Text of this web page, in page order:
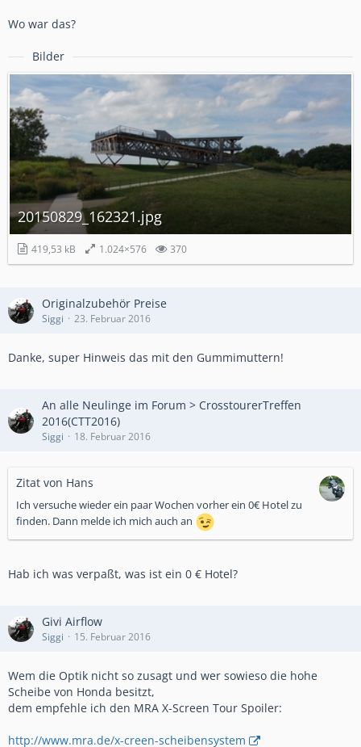
Wo war das?
Bilder
20150829_162321.jpg
419,53 kB 1.024×576 370
Originalzubehör Preise
Siggi 23. Februar 2016
Danke, super Hinweis das mit den Gummimuttern!
An alle Neulinge im Forum > CrosstourerTreffen
2016(CTT2016)
Siggi 18. Februar 2016
Zitat von Hans
Ich versuche wieder ein paar Wochen vorher ein 0€ Hotel zu
finden. Dann melde ich mich auch an
Hab ich was verpaßt, was ist ein 0 € Hotel?
Givi Airflow
Siggi 15. Februar 2016
Wem die Optik nicht so zusagt und wer sowieso die hohe
Scheibe von Honda besitzt,
dem empfehle ich den MRA X-Screen Tour Spoiler:
http://www.mra.de/x-creen-scheibensystem